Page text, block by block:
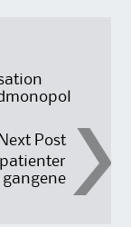
Next Post